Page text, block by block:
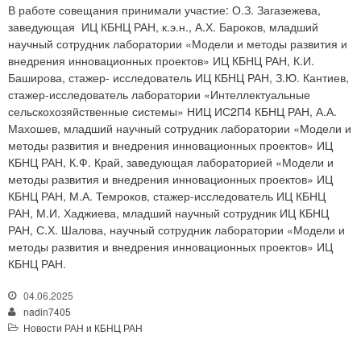
В работе совещания принимали участие: О.З. Загазежева,
заведующая ИЦ КБНЦ РАН, к.э.н., А.Х. Бароков, младший
научный сотрудник лаборатории «Модели и методы развития и
внедрения инновационных проектов» ИЦ КБНЦ РАН, К.И.
Баширова, стажер- исследователь ИЦ КБНЦ РАН, З.Ю. Кантиев,
стажер-исследователь лаборатории «Интеллектуальные
сельскохозяйственные системы» НИЦ ИС2П4 КБНЦ РАН, А.А.
Махошев, младший научный сотрудник лаборатории «Модели и
методы развития и внедрения инновационных проектов» ИЦ
КБНЦ РАН, К.Ф. Край, заведующая лабораторией «Модели и
методы развития и внедрения инновационных проектов» ИЦ
КБНЦ РАН, М.А. Темроков, стажер-исследователь ИЦ КБНЦ
РАН, М.И. Хаджиева, младший научный сотрудник ИЦ КБНЦ
РАН, С.Х. Шалова, научный сотрудник лаборатории «Модели и
методы развития и внедрения инновационных проектов» ИЦ
КБНЦ РАН.
04.06.2025
nadin7405
Новости РАН и КБНЦ РАН